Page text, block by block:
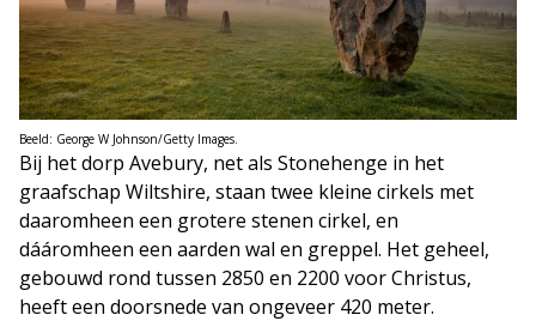
Beeld: George W Johnson/Getty Images.
Bij het dorp Avebury, net als Stonehenge in het
graafschap Wiltshire, staan twee kleine cirkels met
daaromheen een grotere stenen cirkel, en
dááromheen een aarden wal en greppel. Het geheel,
gebouwd rond tussen 2850 en 2200 voor Christus,
heeft een doorsnede van ongeveer 420 meter.